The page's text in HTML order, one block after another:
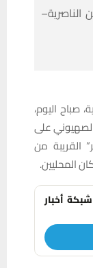
صباح اليوم،
على
القريبة من
المحليين.
شبكة أخبار